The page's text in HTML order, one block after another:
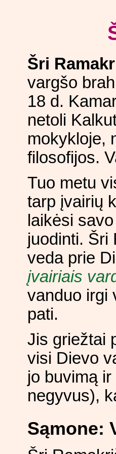
Šri
vargšo
18 d.
netoli
mokykloje,
filosofijos.
Tuo metu
tarp įvairių
laikėsi
juodinti. Šri
veda prie
įvairiais
vanduo irgi
pati.
Jis griežtai
visi Dievo
jo buvimą
negyvus),
Sąmone: